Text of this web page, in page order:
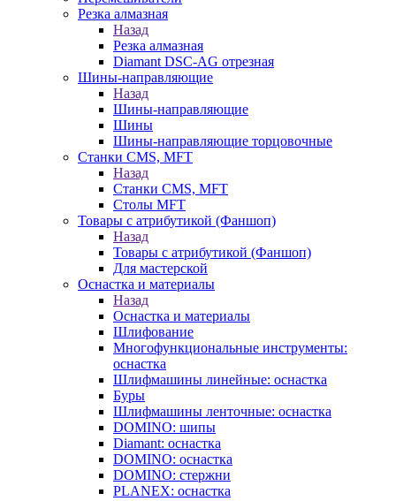
Резка алмазная
Назад
Резка алмазная
Diamant DSC-AG отрезная
Шины-направляющие
Назад
Шины-направляющие
Шины
Шины-направляющие торцовочные
Станки CMS, MFT
Назад
Станки CMS, MFT
Столы MFT
Товары с атрибутикой (Фаншоп)
Назад
Товары с атрибутикой (Фаншоп)
Для мастерской
Оснастка и материалы
Назад
Оснастка и материалы
Шлифование
Многофункциональные инструменты:
оснастка
Шлифмашины линейные: оснастка
Буры
Шлифмашины ленточные: оснастка
DOMINO: шипы
Diamant: оснастка
DOMINO: оснастка
DOMINO: стержни
PLANEX: оснастка